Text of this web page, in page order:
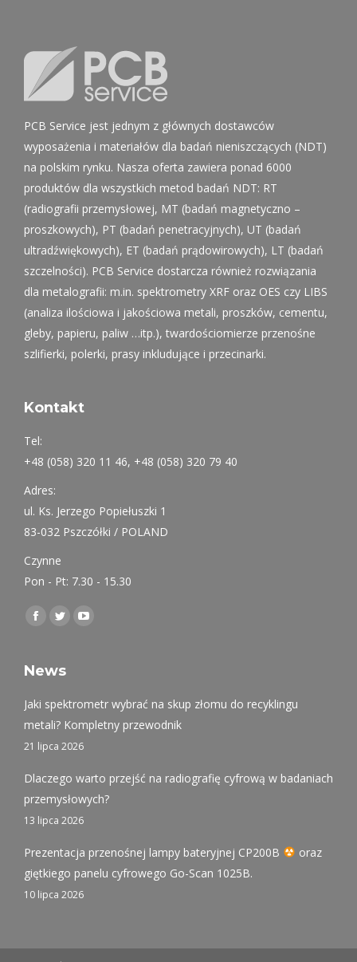
PCB Service jest jednym z głównych dostawców
wyposażenia i materiałów dla badań nieniszczących (NDT)
na polskim rynku. Nasza oferta zawiera ponad 6000
produktów dla wszystkich metod badań NDT: RT
(radiografii przemysłowej, MT (badań magnetyczno –
proszkowych), PT (badań penetracyjnych), UT (badań
ultradźwiękowych), ET (badań prądowirowych), LT (badań
szczelności). PCB Service dostarcza również rozwiązania
dla metalografii: m.in. spektrometry XRF oraz OES czy LIBS
(analiza ilościowa i jakościowa metali, proszków, cementu,
gleby, papieru, paliw …itp.), twardościomierze przenośne
szlifierki, polerki, prasy inkludujące i przecinarki.
Kontakt
Tel:
+48 (058) 320 11 46, +48 (058) 320 79 40
Adres:
ul. Ks. Jerzego Popiełuszki 1
83-032 Pszczółki / POLAND
Czynne
Pon - Pt: 7.30 - 15.30
Find us on:
Facebook
opens
new
window
Twitter
opens
new
window
YouTube
new
window
News
Jaki spektrometr wybrać na skup złomu do recyklingu
metali? Kompletny przewodnik
21 lipca 2026
Dlaczego warto przejść na radiografię cyfrową w badaniach
przemysłowych?
13 lipca 2026
Prezentacja przenośnej lampy bateryjnej CP200B
oraz
giętkiego panelu cyfrowego Go-Scan 1025B.
10 lipca 2026